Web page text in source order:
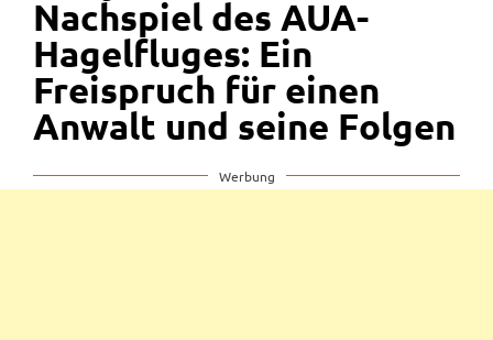
Nachspiel des AUA-
Hagelfluges: Ein
Freispruch für einen
Anwalt und seine Folgen
Werbung